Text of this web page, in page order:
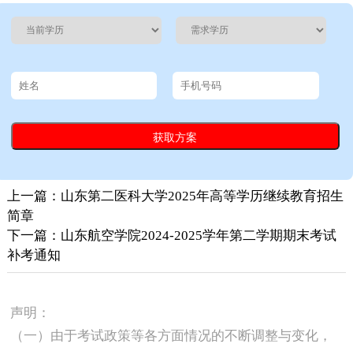
上一篇：山东第二医科大学2025年高等学历继续教育招生
简章
下一篇：山东航空学院2024-2025学年第二学期期末考试
补考通知
声明：
（一）由于考试政策等各方面情况的不断调整与变化，